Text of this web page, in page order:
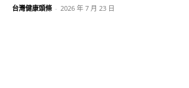
台灣健康頭條 - 2026 年 7 月 23 日